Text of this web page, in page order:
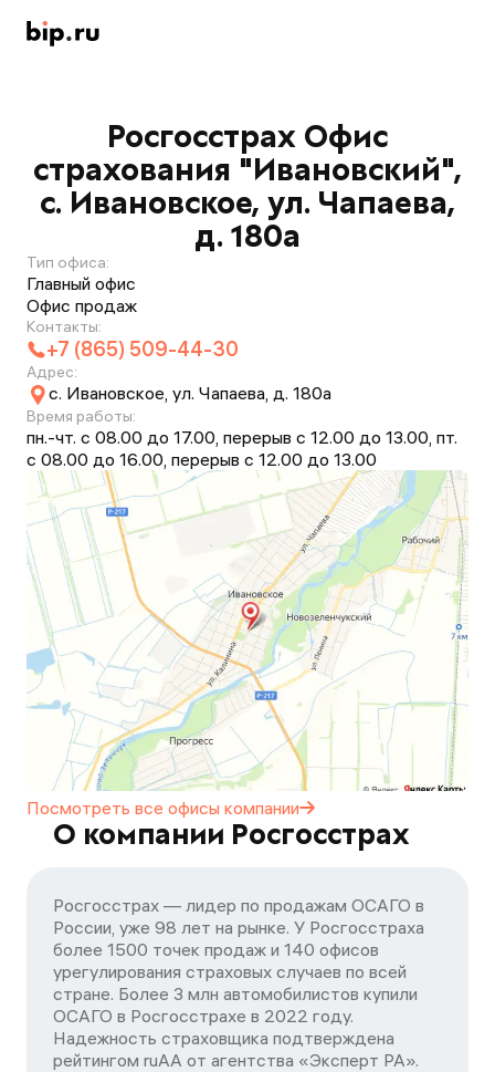
Росгосстрах Офис
страхования "Ивановский",
с. Ивановское, ул. Чапаева,
д. 180а
Тип офиса:
Главный офис
Офис продаж
Контакты:
+7 (865) 509-44-30
Адрес:
с. Ивановское, ул. Чапаева, д. 180а
Время работы:
пн.-чт. с 08.00 до 17.00, перерыв с 12.00 до 13.00, пт.
с 08.00 до 16.00, перерыв с 12.00 до 13.00
Посмотреть все офисы компании
О компании Росгосстрах
Росгосстрах — лидер по продажам ОСАГО в
России, уже 98 лет на рынке. У Росгосстраха
более 1500 точек продаж и 140 офисов
урегулирования страховых случаев по всей
стране. Более 3 млн автомобилистов купили
ОСАГО в Росгосстрахе в 2022 году.
Надежность страховщика подтверждена
рейтингом ruАА от агентства «Эксперт РА».